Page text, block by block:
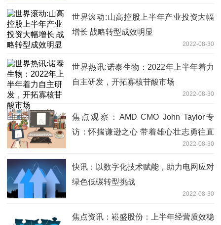
世界滚动:山高控股上半年产业投资大幅
增长 战略转型成效明显
2022-08-30
世界热讯:诺泰生物：2022年上半年着力
自主研发，开拓寡核苷酸市场
2022-08-30
焦点观察：AMD CMO John Taylor专
访：怀揣谦逊之心 带着雄心壮志勇往直
2022-08-30
快讯：以数字化技术赋能，助力电网应对
绿色低碳转型挑战
2022-08-30
焦点资讯：崧盛股份：上半年经营质效稳